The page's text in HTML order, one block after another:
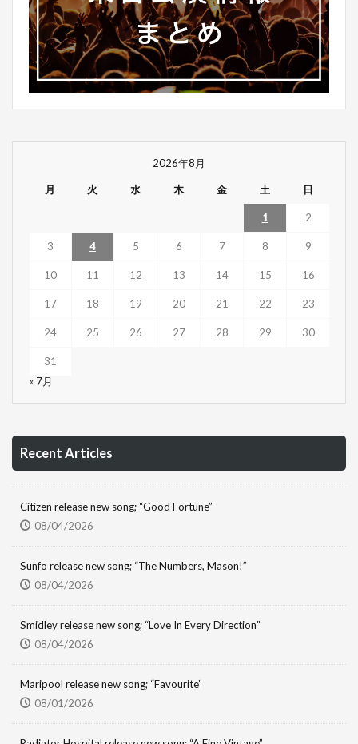
2026年8月
月 火 水 木 金 土 日
1 2
3 4 5 6 7 8 9
10 11 12 13 14 15 16
17 18 19 20 21 22 23
24 25 26 27 28 29 30
31
« 7月
Recent Articles
Citizen release new song; “Good Fortune”
08/04/2026
Sunfo release new song; “The Numbers, Mason!”
08/04/2026
Smidley release new song; “Love In Every Direction”
08/04/2026
Maripool release new song; “Favourite”
08/01/2026